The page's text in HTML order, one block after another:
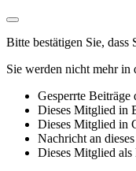
Bitte bestätigen Sie,
Sie werden nicht mehr in
Gesperrte Beiträge
Dieses Mitglied in
Dieses Mitglied in
Nachricht an
Dieses Mitglied